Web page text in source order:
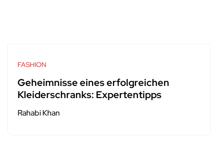
FASHION
Geheimnisse eines erfolgreichen
Kleiderschranks: Expertentipps
Rahabi Khan